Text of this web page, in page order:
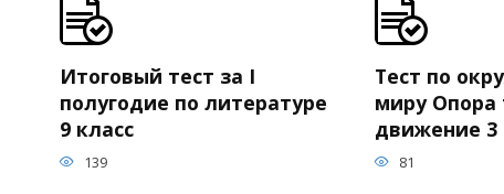
Итоговый тест за I
полугодие по литературе
9 класс
139
Тест по
миру Опора
движение 3
81